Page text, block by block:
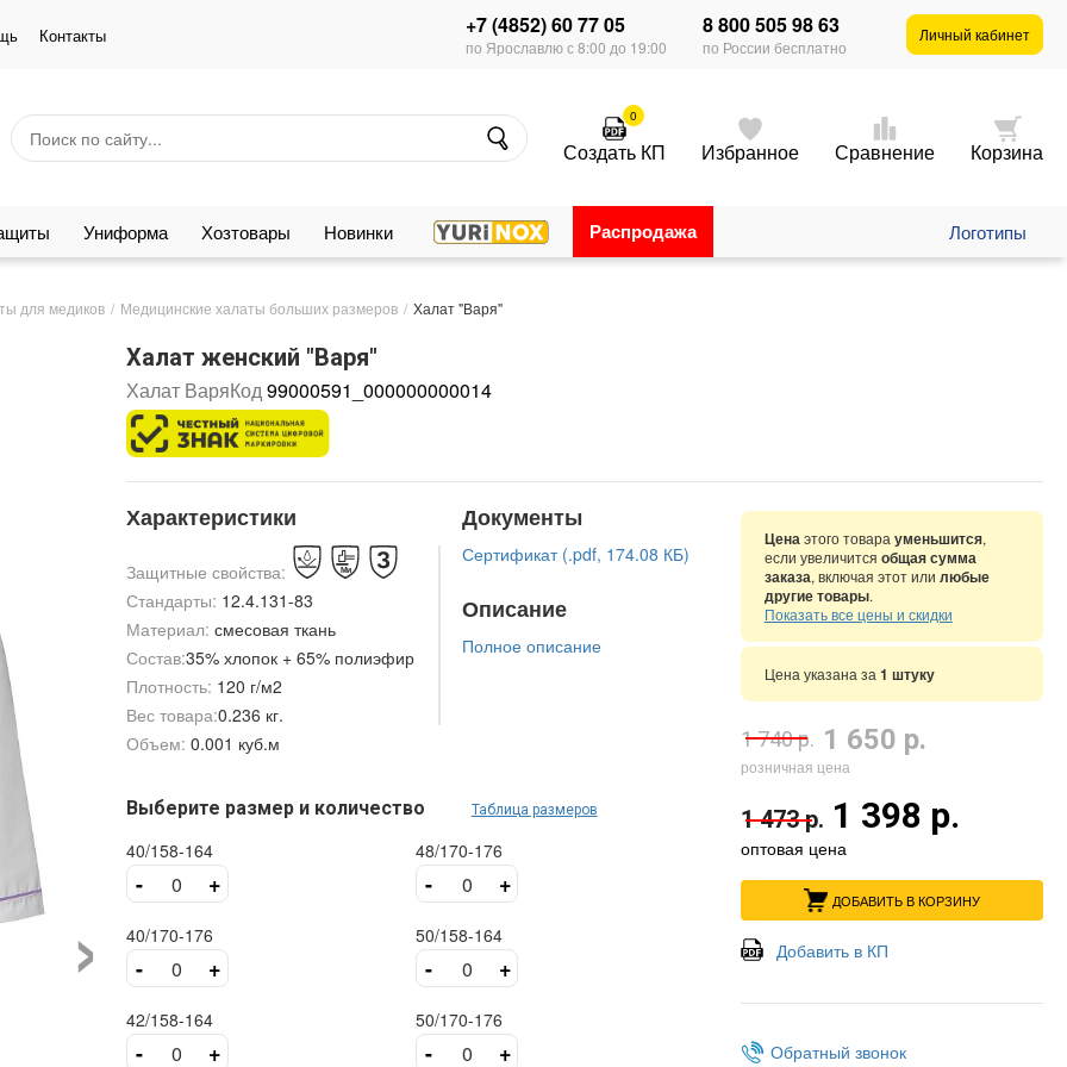
Контакты +7 (4852) 60 77 05
по Ярославлю с 8:00 до 19:00
8 800 505 98 63
по России бесплатно
Личный кабинет
0
Создать КП Избранное Сравнение Корзина
Униформа Хозтовары Новинки Распродажа Логотипы
для медиков Медицинские халаты больших размеров Халат "Варя"
›
Халат женский "Варя"
Халат ВаряКод99000591_000000000014
Характеристики
Защитные свойства:
Стандарты: 12.4.131-83
Материал: смесовая ткань
Состав:35% хлопок + 65% полиэфир
Плотность: 120 г/м2
Вес товара:0.236 кг.
Объем: 0.001 куб.м
Документы
Сертификат (.pdf, 174.08 КБ)
Описание
Полное описание
Выберите размер и количество Таблица размеров
40/158-164
- +
40/170-176
- +
42/158-164
- +
48/170-176
- +
50/158-164
- +
50/170-176
- +
Ценаэтого товара уменьшится,
если увеличится общая сумма
заказа, включая этот или любые
другие товары.
Показать все цены и скидки
Цена указана за 1 штуку
1 740 р. 1 650 р.
розничная цена
1 473 р. 1 398 р.
оптовая цена
ДОБАВИТЬ В КОРЗИНУ
Добавить в КП
Обратный звонок